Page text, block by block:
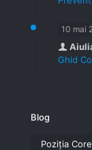
10 mai
Ghid
Blog
Poziția